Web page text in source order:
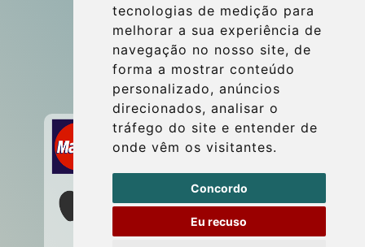
tecnologias de medição para
melhorar a sua experiência de
navegação no nosso site, de
forma a mostrar conteúdo
personalizado, anúncios
direcionados, analisar o
tráfego do site e entender de
onde vêm os visitantes.
Concordo
Eu recuso
Contact
info@wientransfer.com
Secure Payment with STRIPE